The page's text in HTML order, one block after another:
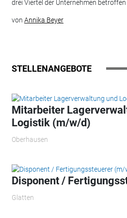
drei Viertel der Unternehmen betroffen
von Annika Beyer
STELLENANGEBOTE
Mitarbeiter
Logistik (m/w/d)
Oberhausen
Disponent /
Glatten